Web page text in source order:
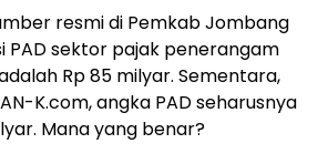
resmi di Pemkab Jombang
PAD sektor pajak penerangam
Rp 85 milyar. Sementara,
K.com, angka PAD seharusnya
Mana yang benar?